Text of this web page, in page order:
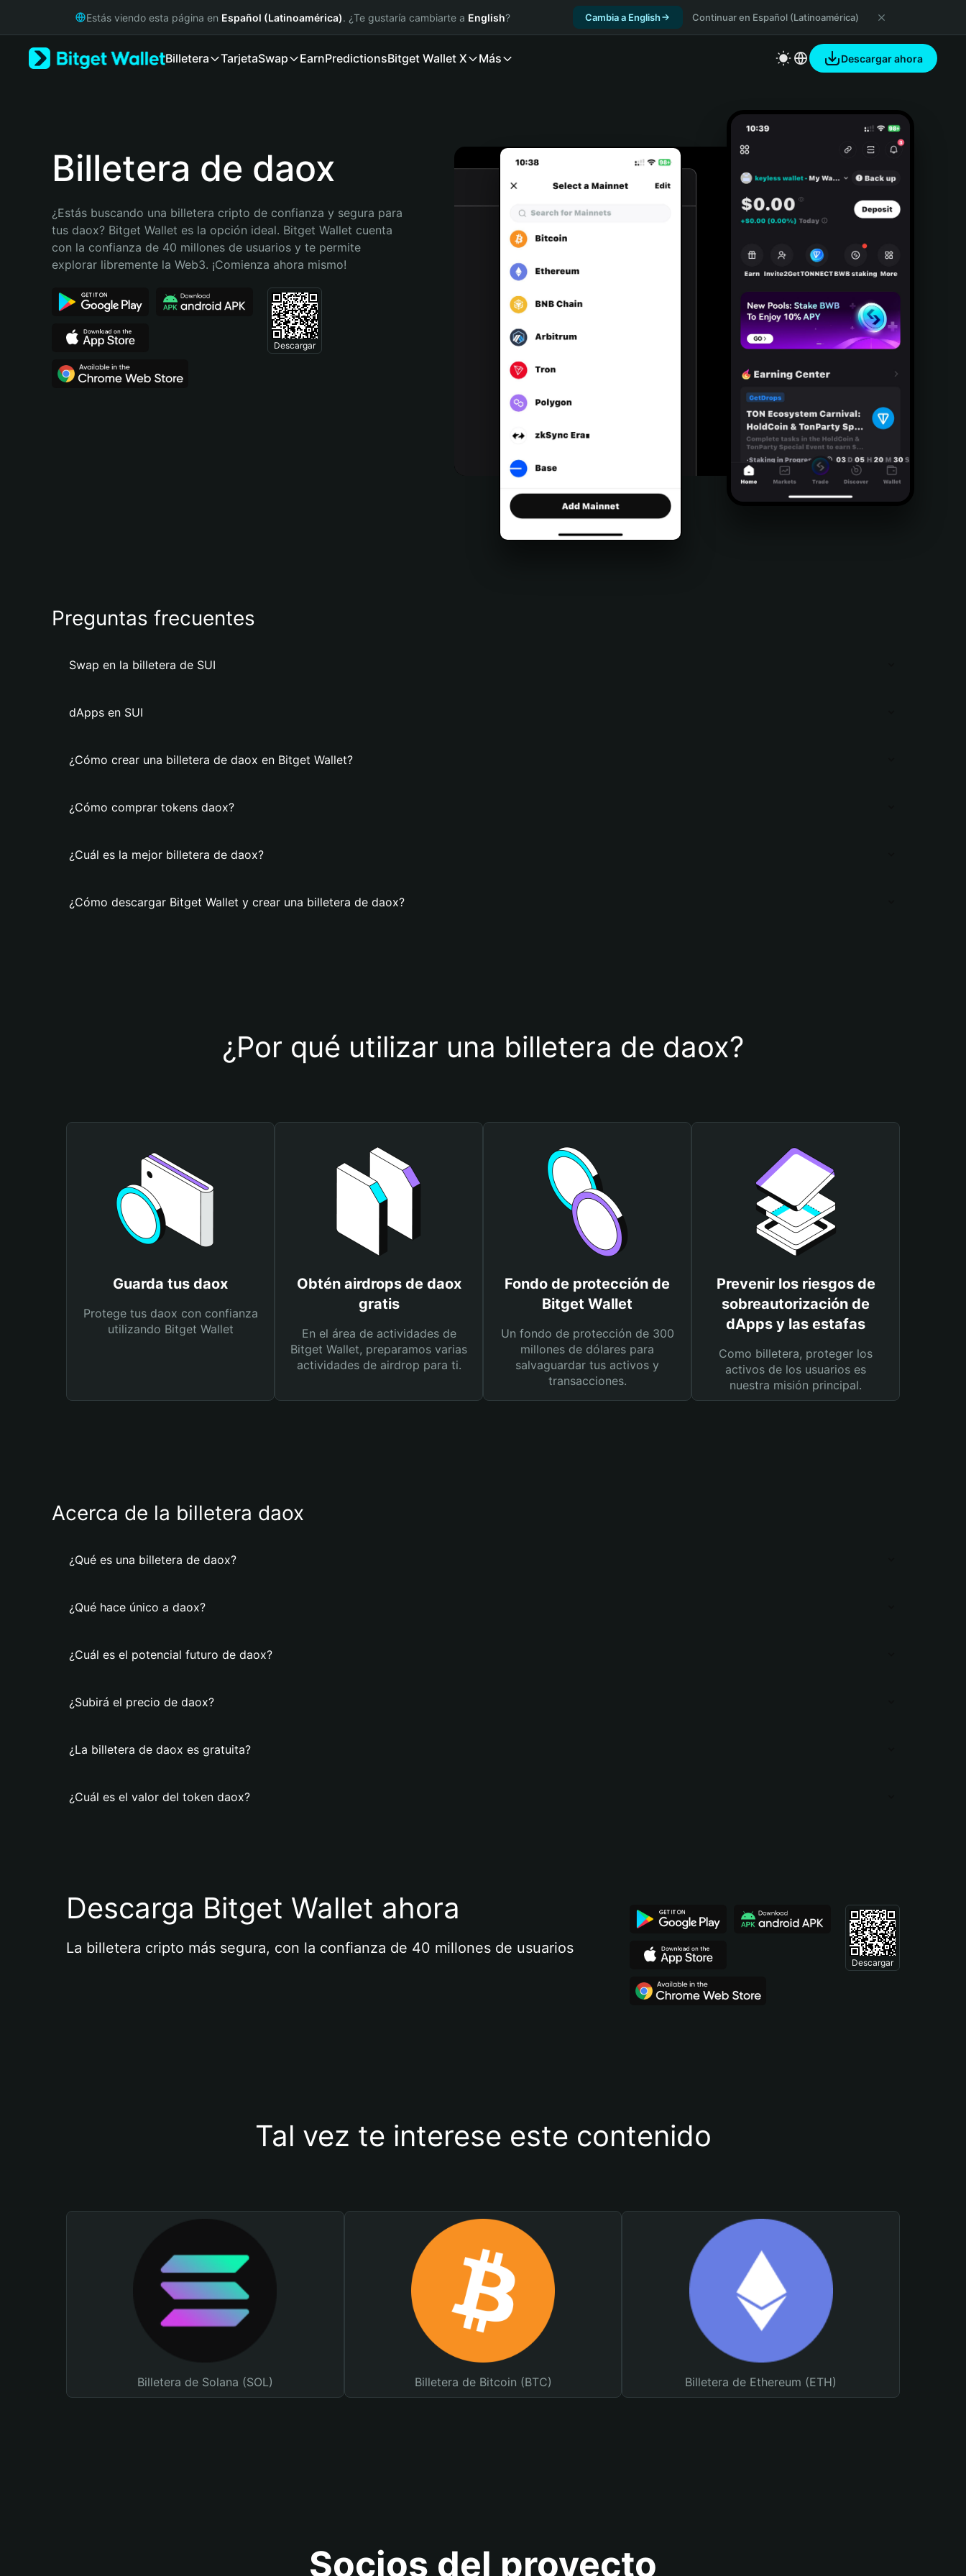
Русский
Bahasa Indonesia
Português (Brasil)
Estás viendo esta página en Español (Latinoamérica). ¿Te gustaría cambiarte a English? Cambia a English Continuar en Español (Latinoamérica)
Billetera TarjetaSwap EarnPredictionsBitget Wallet X Más Descargar ahora
Billetera de daox
¿Estás buscando una billetera cripto de confianza y segura para
tus daox? Bitget Wallet es la opción ideal. Bitget Wallet cuenta
con la confianza de 40 millones de usuarios y te permite
explorar libremente la Web3. ¡Comienza ahora mismo!
Descargar
Preguntas frecuentes
Swap en la billetera de SUI
dApps en SUI
¿Cómo crear una billetera de daox en Bitget Wallet?
¿Cómo comprar tokens daox?
¿Cuál es la mejor billetera de daox?
¿Cómo descargar Bitget Wallet y crear una billetera de daox?
¿Por qué utilizar una billetera de daox?
Guarda tus daox
Protege tus daox con confianza
utilizando Bitget Wallet
Obtén airdrops de daox
gratis
En el área de actividades de
Bitget Wallet, preparamos varias
actividades de airdrop para ti.
Fondo de protección de
Bitget Wallet
Un fondo de protección de 300
millones de dólares para
salvaguardar tus activos y
transacciones.
Prevenir los riesgos de
sobreautorización de
dApps y las estafas
Como billetera, proteger los
activos de los usuarios es
nuestra misión principal.
Acerca de la billetera daox
¿Qué es una billetera de daox?
¿Qué hace único a daox?
¿Cuál es el potencial futuro de daox?
¿Subirá el precio de daox?
¿La billetera de daox es gratuita?
¿Cuál es el valor del token daox?
Descarga Bitget Wallet ahora
La billetera cripto más segura, con la confianza de 40 millones de usuarios
Descargar
Tal vez te interese este contenido
Billetera de Solana (SOL) Billetera de Bitcoin (BTC) Billetera de Ethereum (ETH)
Socios del proyecto